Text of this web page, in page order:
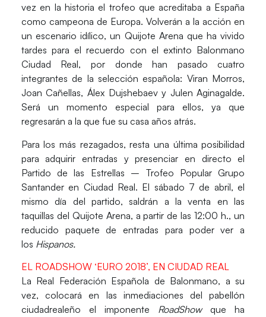
vez en la historia el trofeo que acreditaba a España
como campeona de Europa. Volverán a la acción en
un escenario idílico, un Quijote Arena que ha vivido
tardes para el recuerdo con el extinto Balonmano
Ciudad Real, por donde han pasado cuatro
integrantes de la selección española: Viran Morros,
Joan Cañellas, Álex Dujshebaev y Julen Aginagalde.
Será un momento especial para ellos, ya que
regresarán a la que fue su casa años atrás.
Para los más rezagados, resta una última posibilidad
para adquirir entradas y presenciar en directo el
Partido de las Estrellas – Trofeo Popular Grupo
Santander en Ciudad Real. El sábado 7 de abril, el
mismo día del partido, saldrán a la venta en las
taquillas del Quijote Arena, a partir de las 12:00 h., un
reducido paquete de entradas para poder ver a
los Hispanos.
EL ROADSHOW ‘EURO 2018’, EN CIUDAD REAL
La Real Federación Española de Balonmano, a su
vez, colocará en las inmediaciones del pabellón
ciudadrealeño el imponente RoadShowque ha